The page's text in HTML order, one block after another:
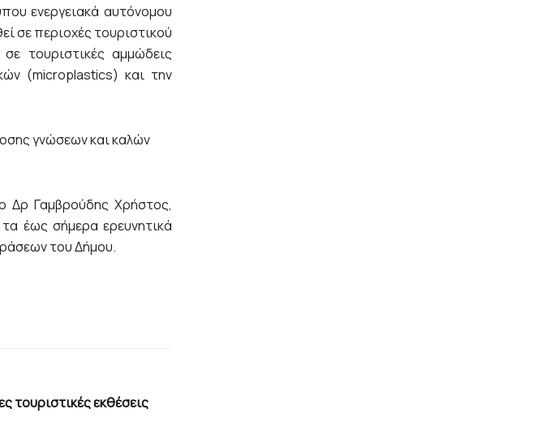
ενεργειακά αυτόνομου
σε περιοχές τουριστικού
τουριστικές αμμώδεις
(microplastics) και την
γνώσεων και καλών
Δρ Γαμβρούδης Χρήστος,
έως σήμερα ερευνητικά
του Δήμου.
τουριστικές εκθέσεις